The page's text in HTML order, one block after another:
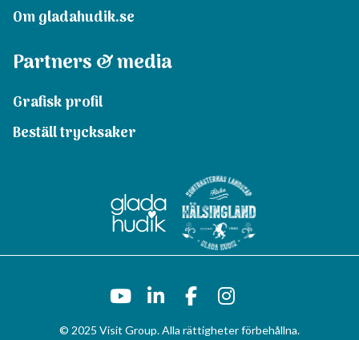
Om gladahudik.se
Partners & media
Grafisk profil
Beställ trycksaker
© 2025 Visit Group. Alla rättigheter förbehållna.